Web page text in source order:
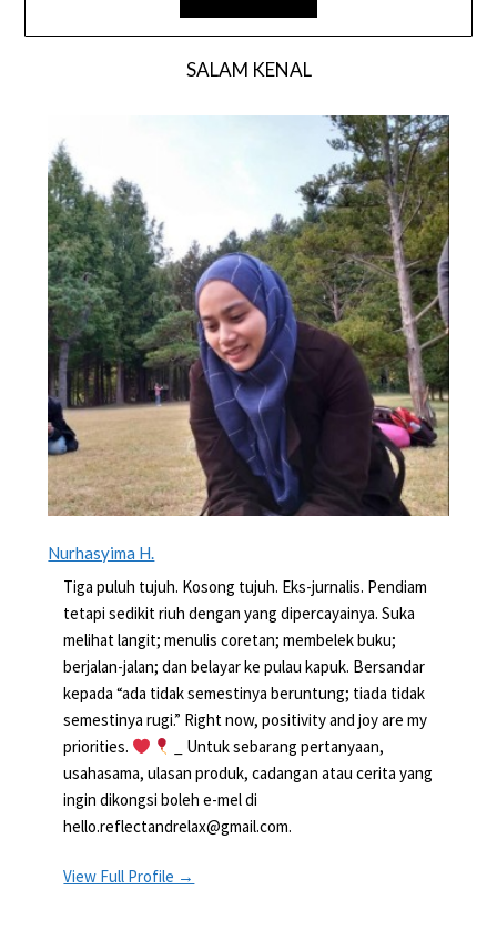
SALAM KENAL
Nurhasyima H.
Tiga puluh tujuh. Kosong tujuh. Eks-jurnalis. Pendiam
tetapi sedikit riuh dengan yang dipercayainya. Suka
melihat langit; menulis coretan; membelek buku;
berjalan-jalan; dan belayar ke pulau kapuk. Bersandar
kepada “ada tidak semestinya beruntung; tiada tidak
semestinya rugi.” Right now, positivity and joy are my
priorities.
_ Untuk sebarang pertanyaan,
usahasama, ulasan produk, cadangan atau cerita yang
ingin dikongsi boleh e-mel di
hello.reflectandrelax@gmail.com.
View Full Profile →